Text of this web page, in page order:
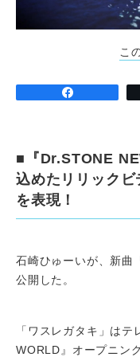
こ
■『Dr.STONE
込めたリリック
を表現！
石崎ひゅーいが、新曲
公開した。
「ワスレガタキ」は
WORLD』オープニン